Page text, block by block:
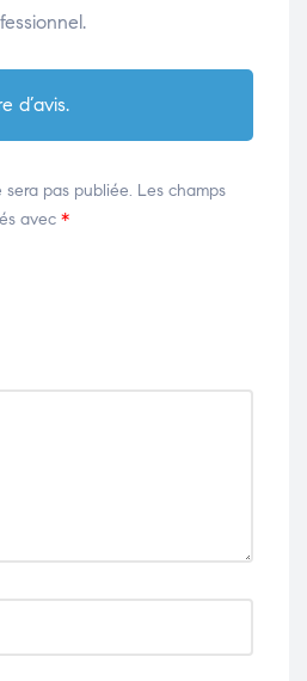
d’avis.
pas publiée. Les champs
avec *